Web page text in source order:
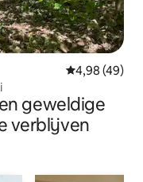
Gemiddelde
4,98 (49)
geweldige
verblijven